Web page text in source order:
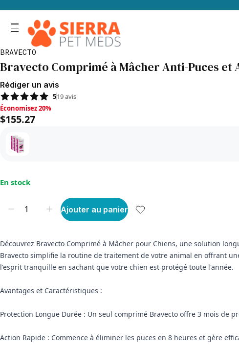
BRAVECTO
Bravecto Comprimé à Mâcher Anti-Puces et
Rédiger un avis
519avis
Économisez 20%, $155.27
Économisez 20%
$155.27
En stock
Ajouter au panier
Découvrez Bravecto Comprimé à Mâcher pour Chiens, une solution
Bravecto simplifie la routine de traitement de votre animal en offrant
l'esprit tranquille en sachant que votre chien est protégé toute l'année.
Avantages et Caractéristiques :
Protection Longue Durée : Un seul comprimé Bravecto offre 3 mois de
Action Rapide : Commence à éliminer les puces en 8 heures et gère